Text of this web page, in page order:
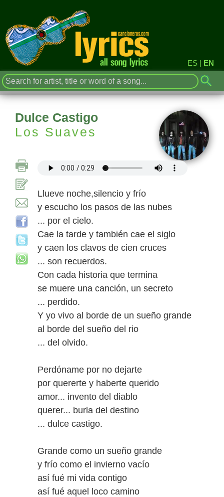
ES | EN
Dulce Castigo
Los Suaves
Llueve noche,silencio y frío
y escucho los pasos de las nubes
... por el cielo.
Cae la tarde y también cae el siglo
y caen los clavos de cien cruces
... son recuerdos.
Con cada historia que termina
se muere una canción, un secreto
... perdido.
Y yo vivo al borde de un sueño grande
al borde del sueño del rio
... del olvido.
Perdóname por no dejarte
por quererte y haberte querido
amor... invento del diablo
querer... burla del destino
... dulce castigo.
Grande como un sueño grande
y frío como el invierno vacío
así fué mi vida contigo
así fué aquel loco camino